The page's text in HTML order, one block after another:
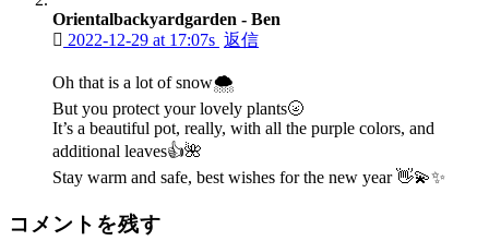
Orientalbackyardgarden - Ben
2022-12-29 at 17:07s 返信
Oh that is a lot of snow🌨️
But you protect your lovely plants🌝
It’s a beautiful pot, really, with all the purple colors, and
additional leaves👍🌺
Stay warm and safe, best wishes for the new year 👋💫✨
コメントを残す